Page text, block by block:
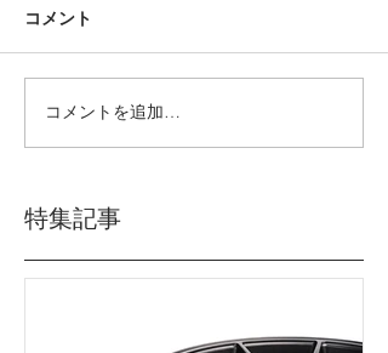
コメント
コメントを追加…
特集記事